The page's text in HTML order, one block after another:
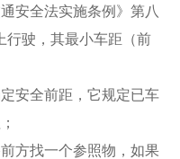
安全法实施条例》第八
行驶，其最小车距（前
安全前距，它规定已车
方找一个参照物，如果